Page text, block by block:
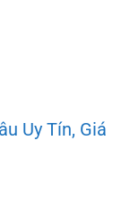
Uy Tín, Giá